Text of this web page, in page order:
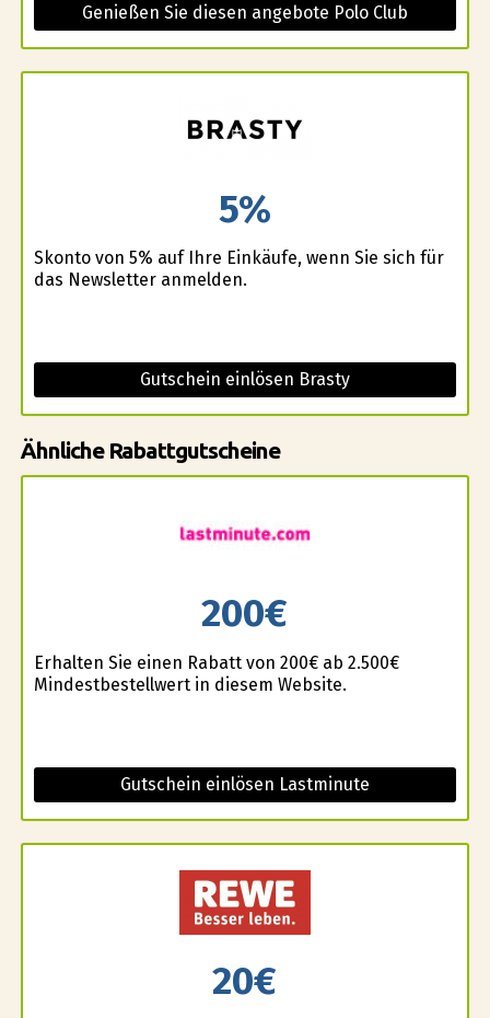
Genießen Sie diesen angebote Polo Club
5%
Skonto von 5% auf Ihre Einkäufe, wenn Sie sich für
das Newsletter anmelden.
Gutschein einlösen Brasty
Ähnliche Rabattgutscheine
200€
Erhalten Sie einen Rabatt von 200€ ab 2.500€
Mindestbestellwert in diesem Website.
Gutschein einlösen Lastminute
20€